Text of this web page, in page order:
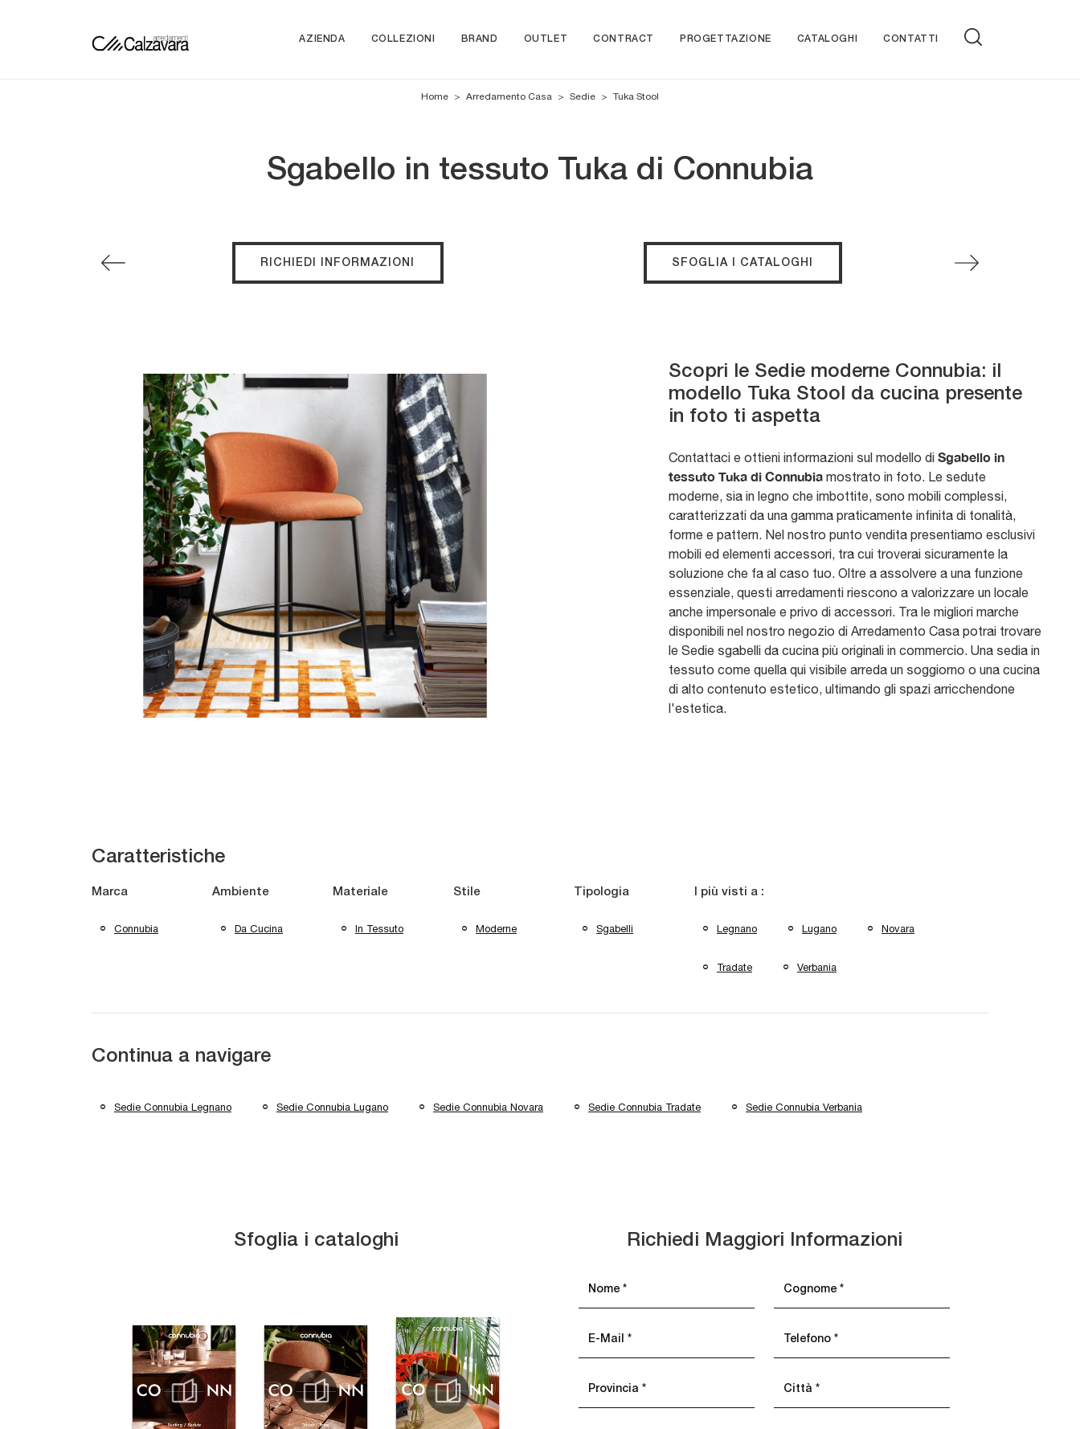
AZIENDA COLLEZIONI BRAND OUTLET CONTRACT PROGETTAZIONE CATALOGHI CONTATTI
Home > Arredamento Casa > Sedie > Tuka Stool
Sgabello in tessuto Tuka di Connubia
RICHIEDI INFORMAZIONI SFOGLIA I CATALOGHI
Scopri le Sedie moderne Connubia: il
modello Tuka Stool da cucina presente
in foto ti aspetta
Contattaci e ottieni informazioni sul modello di Sgabello in
tessuto Tuka di Connubia mostrato in foto. Le sedute
moderne, sia in legno che imbottite, sono mobili complessi,
caratterizzati da una gamma praticamente infinita di tonalità,
forme e pattern. Nel nostro punto vendita presentiamo esclusivi
mobili ed elementi accessori, tra cui troverai sicuramente la
soluzione che fa al caso tuo. Oltre a assolvere a una funzione
essenziale, questi arredamenti riescono a valorizzare un locale
anche impersonale e privo di accessori. Tra le migliori marche
disponibili nel nostro negozio di Arredamento Casa potrai trovare
le Sedie sgabelli da cucina più originali in commercio. Una sedia in
tessuto come quella qui visibile arreda un soggiorno o una cucina
di alto contenuto estetico, ultimando gli spazi arricchendone
l'estetica.
Caratteristiche
Marca
Connubia
Ambiente
Da Cucina
Materiale
In Tessuto
Stile
Moderne
Tipologia
Sgabelli
I più visti a :
Legnano Lugano Novara
Tradate Verbania
Continua a navigare
Sedie Connubia Legnano Sedie Connubia Lugano Sedie Connubia Novara Sedie Connubia Tradate Sedie Connubia Verbania
Sfoglia i cataloghi Richiedi Maggiori Informazioni